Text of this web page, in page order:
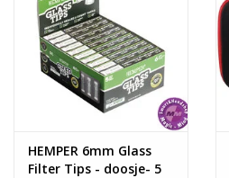
HEMPER 6mm Glass
Filter Tips - doosje- 5